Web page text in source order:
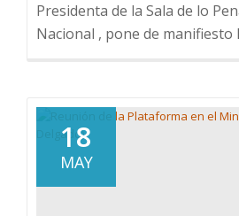
Presidenta de la Sala de lo
Nacional , pone de manifiesto
18
MAY